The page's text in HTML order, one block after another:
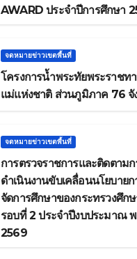
AWARD ประจำปีการศึกษา
จดหมายข่าวเขตพื้นที่
โครงการน้ำพระทัยพระราชท
แม่แห่งชาติ ส่วนภูมิภาค 76 จั
จดหมายข่าวเขตพื้นที่
การตรวจราชการและติดตามก
ดำเนินงานขับเคลื่อนนโยบายก
จัดการศึกษาของกระทรวงศึก
รอบที่ 2 ประจำปีงบประมาณ
2569